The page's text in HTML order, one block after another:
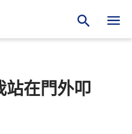
站在門外叩